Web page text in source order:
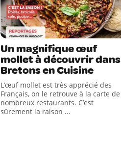
Un magnifique œuf
mollet à découvrir dans
Bretons en Cuisine
L’œuf mollet est très apprécié des
Français, on le retrouve à la carte de
nombreux restaurants. C’est
sûrement la raison ...